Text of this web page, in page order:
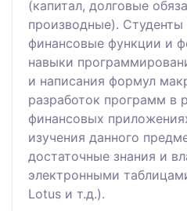
(капитал, долговые
производные). Студенты
финансовые функции и
навыки
и написания формул
разработок программ в
финансовых
изучения данного
достаточные знания и
электронными
Lotus и т.д.).